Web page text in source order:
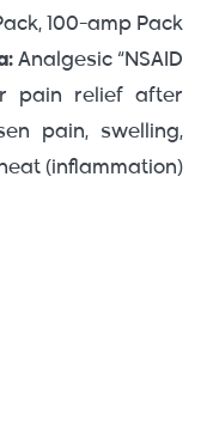
100-amp Pack
Analgesic “NSAID”
pain relief after
pain, swelling,
(inflammation).